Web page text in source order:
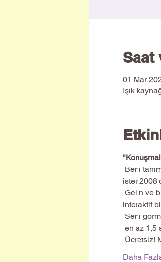
Saat
01 Mar
Işık
ister
interaktif
Seni
en az 1,5
Ücretsiz!
Daha